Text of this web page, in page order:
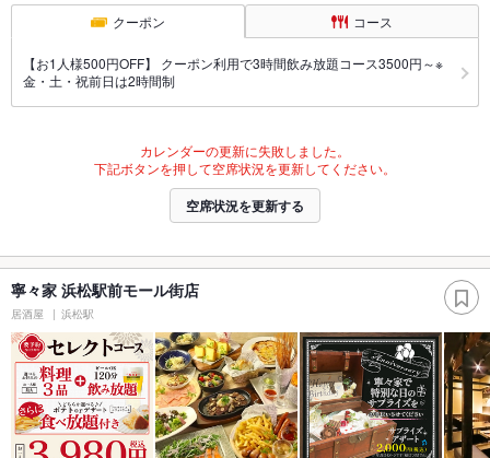
クーポン コース
【お1人様500円OFF】 クーポン利用で3時間飲み放題コース3500円～※
金・土・祝前日は2時間制
カレンダーの更新に失敗しました。
下記ボタンを押して空席状況を更新してください。
空席状況を更新する
寧々家 浜松駅前モール街店
居酒屋 浜松駅